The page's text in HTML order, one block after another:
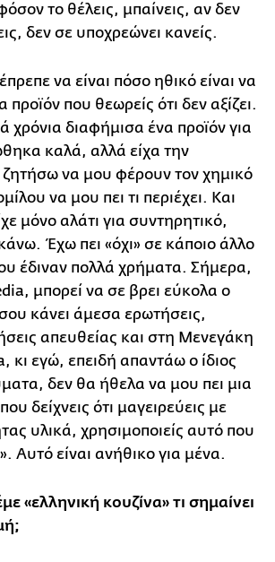
το θέλεις, μπαίνεις, αν δεν
δεν σε υποχρεώνει κανείς.
να είναι πόσο ηθικό είναι να
προϊόν που θεωρείς ότι δεν αξίζει.
χρόνια διαφήμισα ένα προϊόν για
καλά, αλλά είχα την
να μου φέρουν τον χημικό
να μου πει τι περιέχει. Και
μόνο αλάτι για συντηρητικό,
Έχω πει «όχι» σε κάποιο άλλο
έδιναν πολλά χρήματα. Σήμερα,
μπορεί να σε βρει εύκολα ο
κάνει άμεσα ερωτήσεις,
απευθείας και στη Μενεγάκη
κι εγώ, επειδή απαντάω ο ίδιος
δεν θα ήθελα να μου πει μια
δείχνεις ότι μαγειρεύεις με
υλικά, χρησιμοποιείς αυτό που
Αυτό είναι ανήθικο για μένα.
«ελληνική κουζίνα» τι σημαίνει